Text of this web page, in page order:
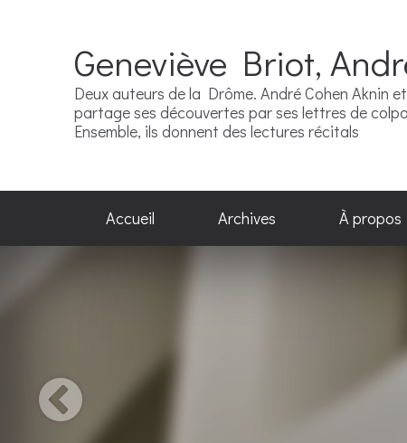
Geneviève Briot,
Deux auteurs de la Drôme. André Cohen
partage ses découvertes par ses lettres de
Ensemble, ils donnent des lectures récitals
Accueil Archives À propos